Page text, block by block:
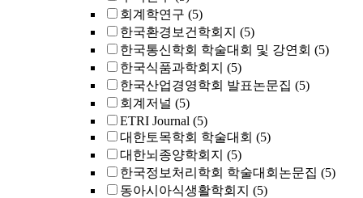
회계학연구 (5)
한국환경보건학회지 (5)
한국통신학회 학술대회 및 강연회 (5)
한국식품과학회지 (5)
한국산업경영학회 발표논문집 (5)
회계저널 (5)
ETRI Journal (5)
대한토목학회 학술대회 (5)
대한뇌종양학회지 (5)
한국정보처리학회 학술대회논문집 (5)
동아시아식생활학회지 (5)